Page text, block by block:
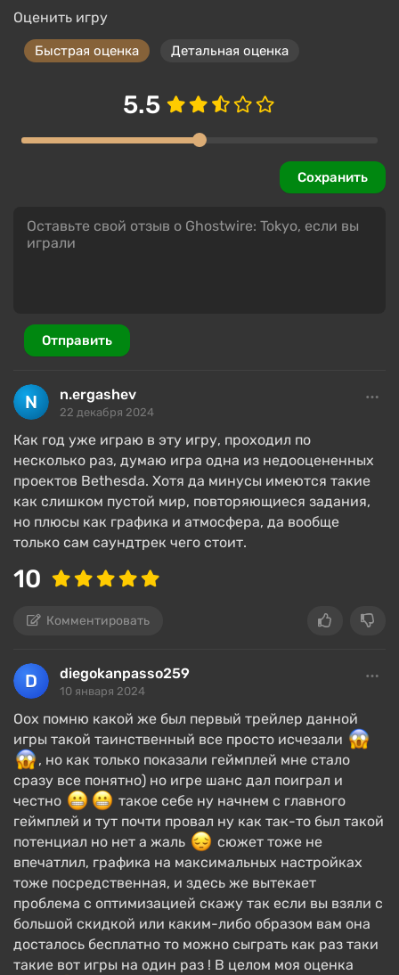
Оценить игру
Быстрая оценка Детальная оценка
5.5
Сохранить
Отправить
n.ergashev
22 декабря 2024
Как год уже играю в эту игру, проходил по
несколько раз, думаю игра одна из недооцененных
проектов Bethesda. Хотя да минусы имеются такие
как слишком пустой мир, повторяющиеся задания,
но плюсы как графика и атмосфера, да вообще
только сам саундтрек чего стоит.
10
Комментировать
diegokanpasso259
10 января 2024
Оох помню какой же был первый трейлер данной
игры такой таинственный все просто исчезали
, но как только показали геймплей мне стало
сразу все понятно) но игре шанс дал поиграл и
честно
такое себе ну начнем с главного
геймплей и тут почти провал ну как так-то был такой
потенциал но нет а жаль
сюжет тоже не
впечатлил, графика на максимальных настройках
тоже посредственная, и здесь же вытекает
проблема с оптимизацией скажу так если вы взяли с
большой скидкой или каким-либо образом вам она
досталось бесплатно то можно сыграть как раз таки
такие вот игры на один раз ! В целом моя оценка